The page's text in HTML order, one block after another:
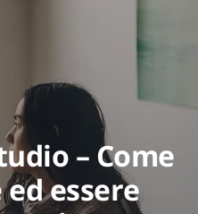
– Come
essere